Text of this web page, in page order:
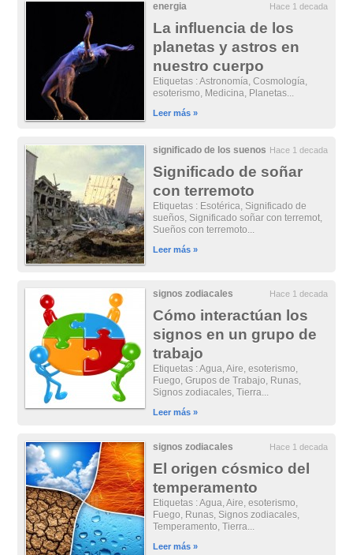
energia Hace 1 decada
La influencia de los
planetas y astros en
nuestro cuerpo
Etiquetas : Astronomía, Cosmología,
esoterismo, Medicina, Planetas...
Leer más »
significado de los suenos Hace 1 decada
Significado de soñar
con terremoto
Etiquetas : Esotérica, Significado de
sueños, Significado soñar con terremot,
Sueños con terremoto...
Leer más »
signos zodiacales Hace 1 decada
Cómo interactúan los
signos en un grupo de
trabajo
Etiquetas : Agua, Aire, esoterismo,
Fuego, Grupos de Trabajo, Runas,
Signos zodiacales, Tierra...
Leer más »
signos zodiacales Hace 1 decada
El origen cósmico del
temperamento
Etiquetas : Agua, Aire, esoterismo,
Fuego, Runas, Signos zodiacales,
Temperamento, Tierra...
Leer más »